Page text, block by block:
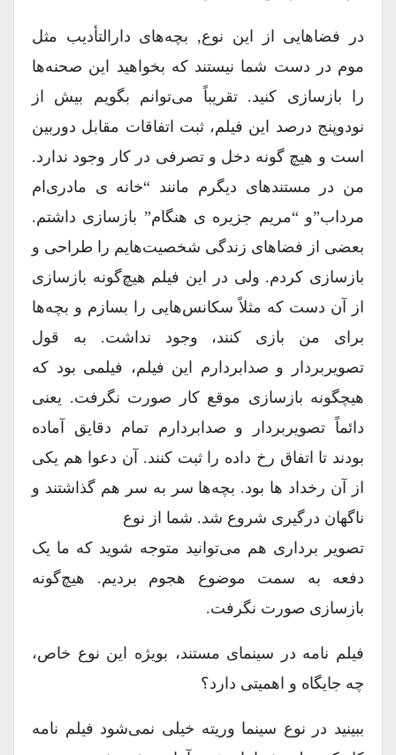
در فضاهایی از این نوع, بچه‌های دارالتأدیب مثل
موم در دست شما نیستند که بخواهید این صحنه‌ها
را بازسازی کنید. تقریباً می‌توانم بگویم بیش از
نودوپنج درصد این فیلم، ثبت اتفاقات مقابل دوربین
است و هیچ گونه دخل و تصرفی در کار وجود ندارد.
من در مستند‌های دیگرم مانند “خانه ی مادری‌ام
مرداب”و “مریم جزیره ی هنگام” بازسازی داشتم.
بعضی از فضاهای زندگی شخصیت‌هایم را طراحی و
بازسازی کردم. ولی در این فیلم هیچ‌گونه بازسازی
از آن دست که مثلاً سکانس‌هایی را بسازم و بچه‌ها
برای من بازی کنند، وجود نداشت. به قول
تصویربردار و صدابردارم این فیلم، فیلمی بود که
هیچگونه بازسازی موقع کار صورت نگرفت. یعنی
دائماً تصویربردار و صدابردارم تمام دقایق آماده
بودند تا اتفاق رخ داده را ثبت کنند. آن دعوا هم یکی
از آن رخداد ها بود. بچه‌ها سر به سر هم گذاشتند و
ناگهان درگیری شروع شد. شما از نوع
تصویر برداری هم می‌توانید متوجه شوید که ما یک
دفعه به سمت موضوع هجوم بردیم. هیچ‌گونه
بازسازی صورت نگرفت.
فیلم نامه در سینمای مستند، بویژه این نوع خاص،
چه جایگاه و اهمیتی دارد؟
ببینید در نوع سینما وریته خیلی نمی‌شود فیلم نامه